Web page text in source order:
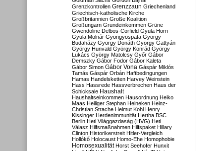
Grenzkontrollen Grenzzaun Griechenland
Griechisch-katholische Kirche
Großbritannien Große Koalition
Großungarn Grundeinkommen Grüne
Gwendoline Delbos-Corfield Gyula Horn
Gyula Molnár Gyöngyöspata György
Budaházy György Donáth György Gattyán
György Hunvald György Konrád György
Lukács György Matolcsy Győr Gábor
Demszky Gábor Fodor Gábor Kaleta
Gábor Simon Gábor Vona Gáspár Miklós
Tamás Gáspár Orbán Haftbedingungen
Hamas Handelsketten Harvey Weinstein
Hass Hassrede Hassverbrechen Haus der
Schicksale Haushalt
Haushaltseinkommen Hausordnung Heiko
Maas Heiliger Stephan Heineken Heinz-
Christian Strache Helmut Kohl Henry
Kissinger Herdenimmunität Hertha BSC
Berlin Heti Világgazdaság (HVG) Heti
Válasz Hilfsmaßnahmen Hilfspaket Hillary
Clinton Historikerstreit Hitler-Vergleich
Hollókő Holocaust Homo-Ehe Homophobie
Homosexualität Horst Seehofer Hunxit